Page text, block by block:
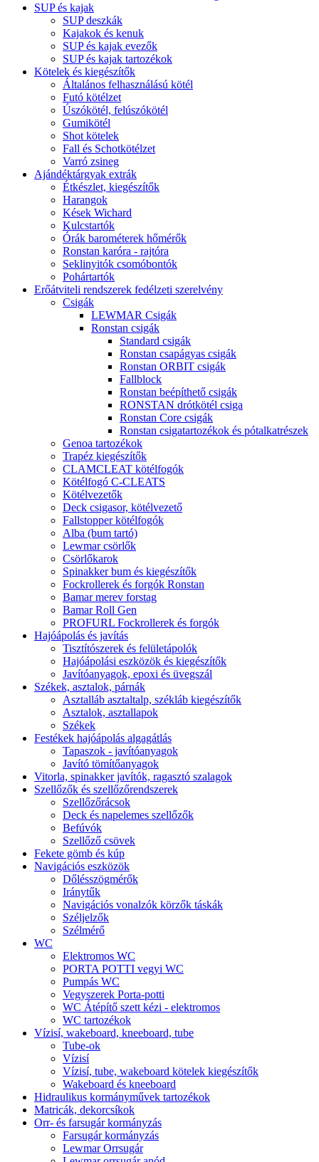
SUP és kajak
SUP deszkák
Kajakok és kenuk
SUP és kajak evezők
SUP és kajak tartozékok
Kötelek és kiegészítők
Általános felhasználású kötél
Futó kötélzet
Úszókötél, felúszókötél
Gumikötél
Shot kötelek
Fall és Schotkötélzet
Varró zsineg
Ajándéktárgyak extrák
Étkészlet, kiegészítők
Harangok
Kések Wichard
Kulcstartók
Órák barométerek hőmérők
Ronstan karóra - rajtóra
Seklinyitók csomóbontók
Pohártartók
Erőátviteli rendszerek fedélzeti szerelvény
Csigák
LEWMAR Csigák
Ronstan csigák
Standard csigák
Ronstan csapágyas csigák
Ronstan ORBIT csigák
Fallblock
Ronstan beépíthető csigák
RONSTAN drótkötél csiga
Ronstan Core csigák
Ronstan csigatartozékok és pótalkatrészek
Genoa tartozékok
Trapéz kiegészítők
CLAMCLEAT kötélfogók
Kötélfogó C-CLEATS
Kötélvezetők
Deck csigasor, kötélvezető
Fallstopper kötélfogók
Alba (bum tartó)
Lewmar csörlők
Csörlőkarok
Spinakker bum és kiegészítők
Fockrollerek és forgók Ronstan
Bamar merev forstag
Bamar Roll Gen
PROFURL Fockrollerek és forgók
Hajóápolás és javítás
Tisztítószerek és felületápolók
Hajóápolási eszközök és kiegészítők
Javítóanyagok, epoxi és üvegszál
Székek, asztalok, párnák
Asztalláb asztaltalp, székláb kiegészítők
Asztalok, asztallapok
Székek
Festékek hajóápolás algagátlás
Tapaszok - javítóanyagok
Javító tömítőanyagok
Vitorla, spinakker javítók, ragasztó szalagok
Szellőzők és szellőzőrendszerek
Szellőzőrácsok
Deck és napelemes szellőzők
Befúvók
Szellőző csövek
Fekete gömb és kúp
Navigációs eszközök
Dőlésszögmérők
Iránytűk
Navigációs vonalzók körzők táskák
Széljelzők
Szélmérő
WC
Elektromos WC
PORTA POTTI vegyi WC
Pumpás WC
Vegyszerek Porta-potti
WC Átépítő szett kézi - elektromos
WC tartozékok
Vízisí, wakeboard, kneeboard, tube
Tube-ok
Vízisí
Vízisí, tube, wakeboard kötelek kiegészítők
Wakeboard és kneeboard
Hidraulikus kormányművek tartozékok
Matricák, dekorcsíkok
Orr- és farsugár kormányzás
Farsugár kormányzás
Lewmar Orrsugár